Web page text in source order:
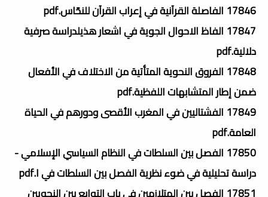
17846 الفاصلة القرآنية في إعراب القرآن للنحّاس.pdf
17847 الفاظ الاحوال الجوية في اشعار هذيلدراسة صرفية
دلالية.pdf
17848 الفروق النحوية المتأتية من الاختلاف في الأفعال
ضمن إطار المتشابهات اللفظية.pdf
17849 الفشتاليين في المغرب الأقصى ودورهم في الحياة
العامة.pdf
17850 الفصل بين السلطات في النظام السياسي الإسلامي -
دراسة تحليلية في ضوء نظرية الفصل بين السلطات في ا.pdf